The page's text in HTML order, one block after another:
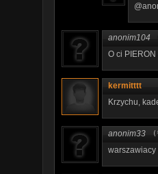
anonim104
O ci
kermitttt
Krzychu,
anonim33
warszawiacy